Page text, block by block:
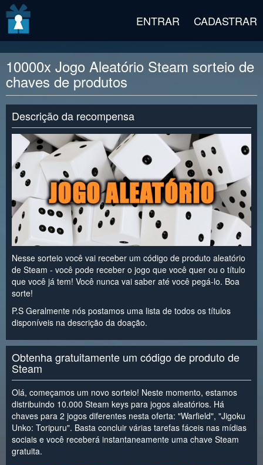
ENTRAR CADASTRAR
10000x Jogo Aleatório Steam sorteio de
chaves de produtos
Descrição da recompensa
Nesse sorteio você vai receber um código de produto aleatório
de Steam - você pode receber o jogo que você quer ou o título
que você já tem! Você nunca vai saber até você pegá-lo. Boa
sorte!
P.S Geralmente nós postamos uma lista de todos os títulos
disponíveis na descrição da doação.
Obtenha gratuitamente um código de produto de
Steam
Olá, começamos um novo sorteio! Neste momento, estamos
distribuindo 10.000 Steam keys para jogos aleatórios. Há
chaves para 2 jogos diferentes nesta oferta: "Warfield", "Jigoku
Unko: Toripuru". Basta concluir várias tarefas fáceis nas mídias
sociais e você receberá instantaneamente uma chave Steam
gratuita.